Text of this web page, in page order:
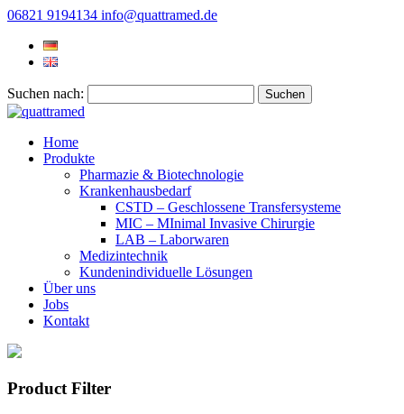
06821 9194134 info@quattramed.de
Suchen nach:
Home
Produkte
Pharmazie & Biotechnologie
Krankenhausbedarf
CSTD – Geschlossene Transfersysteme
MIC – MInimal Invasive Chirurgie
LAB – Laborwaren
Medizintechnik
Kundenindividuelle Lösungen
Über uns
Jobs
Kontakt
Product Filter